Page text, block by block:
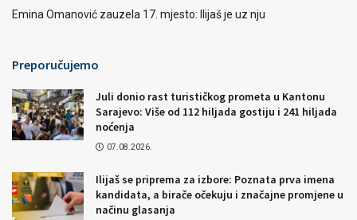
Emina Omanović zauzela 17. mjesto: Ilijaš je uz nju
Preporučujemo
Juli donio rast turističkog prometa u Kantonu
Sarajevo: Više od 112 hiljada gostiju i 241 hiljada
noćenja
07.08.2026.
Ilijaš se priprema za izbore: Poznata prva imena
kandidata, a birače očekuju i značajne promjene u
načinu glasanja